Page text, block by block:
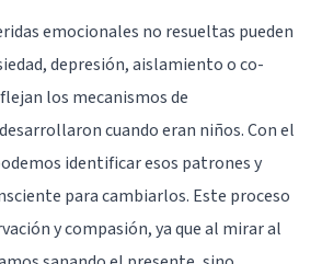
emocionales no resueltas pueden
depresión, aislamiento o co-
los mecanismos de
cuando eran niños. Con el
identificar esos patrones y
para cambiarlos. Este proceso
y compasión, ya que al mirar al